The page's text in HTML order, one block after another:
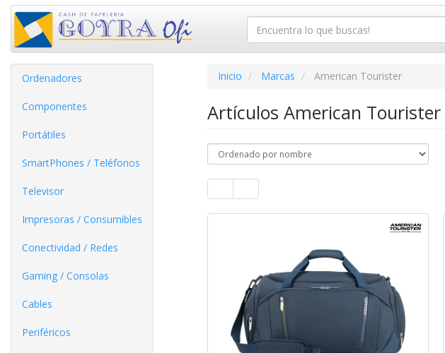
Ordenadores
Componentes
Portátiles
SmartPhones / Teléfonos
Televisor
Impresoras / Consumibles
Conectividad / Redes
Gaming / Consolas
Cables
Periféricos
Inicio Marcas American Tourister
Artículos American Tourister